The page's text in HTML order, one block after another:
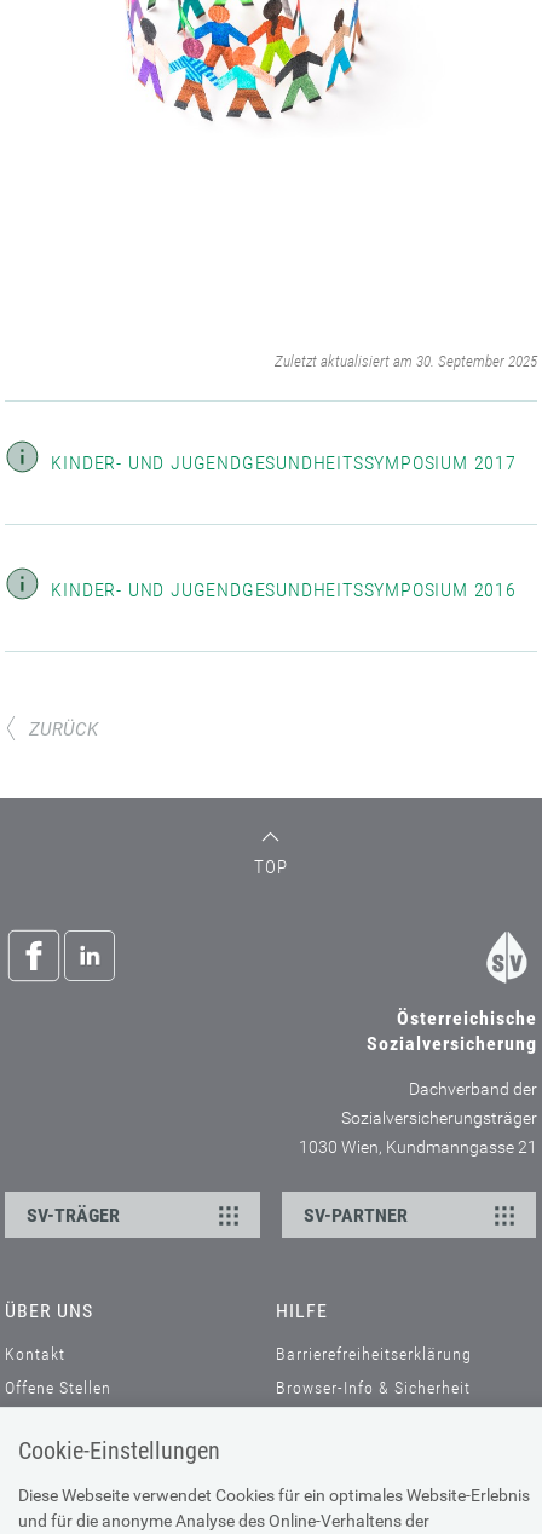
Cookie-Einstellungen
Diese Webseite verwendet Cookies für ein optimales Website-Erlebnis
und für die anonyme Analyse des Online-Verhaltens der
Zuletzt aktualisiert am 30. September 2025
KINDER- UND JUGENDGESUNDHEITSSYMPOSIUM 2017
KINDER- UND JUGENDGESUNDHEITSSYMPOSIUM 2016
ZURÜCK
TOP
Österreichische
Sozialversicherung
Dachverband der
Sozialversicherungsträger
1030 Wien, Kundmanngasse 21
SV-TRÄGER SV-PARTNER
ÜBER UNS
Kontakt
Offene Stellen
HILFE
Barrierefreiheitserklärung
Browser-Info & Sicherheit
DATENSCHUTZ